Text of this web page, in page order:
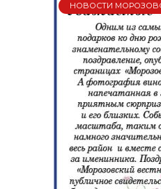
НОВОСТИ